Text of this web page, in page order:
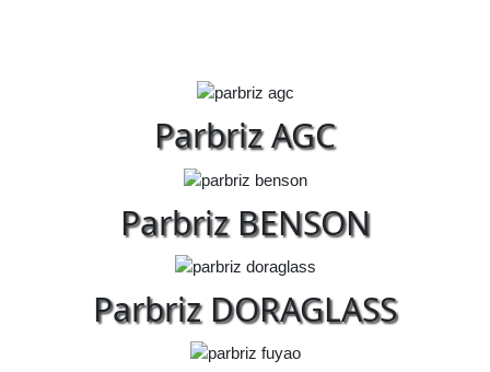
Parbriz AGC
Parbriz BENSON
Parbriz DORAGLASS